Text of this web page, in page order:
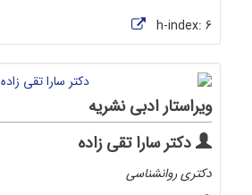
h-index: 6
ویراستار ادبی نشریه
دکتر سارا تقی زاده
دکتری روانشناسی